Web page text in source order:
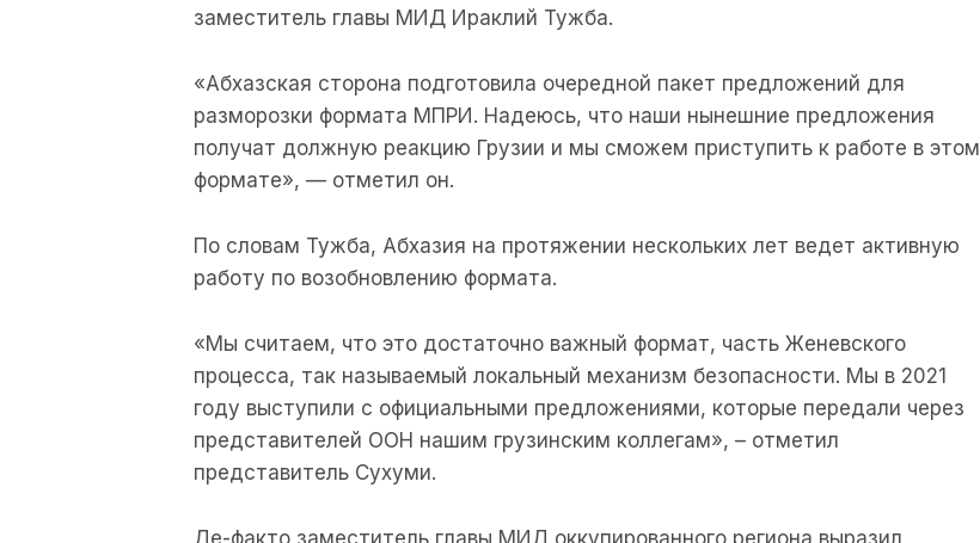
заместитель главы МИД Ираклий Тужба.
«Абхазская сторона подготовила очередной пакет предложений для
разморозки формата МПРИ. Надеюсь, что наши нынешние предложения
получат должную реакцию Грузии и мы сможем приступить к работе в этом
формате», — отметил он.
По словам Тужба, Абхазия на протяжении нескольких лет ведет активную
работу по возобновлению формата.
«Мы считаем, что это достаточно важный формат, часть Женевского
процесса, так называемый локальный механизм безопасности. Мы в 2021
году выступили с официальными предложениями, которые передали через
представителей ООН нашим грузинским коллегам», – отметил
представитель Сухуми.